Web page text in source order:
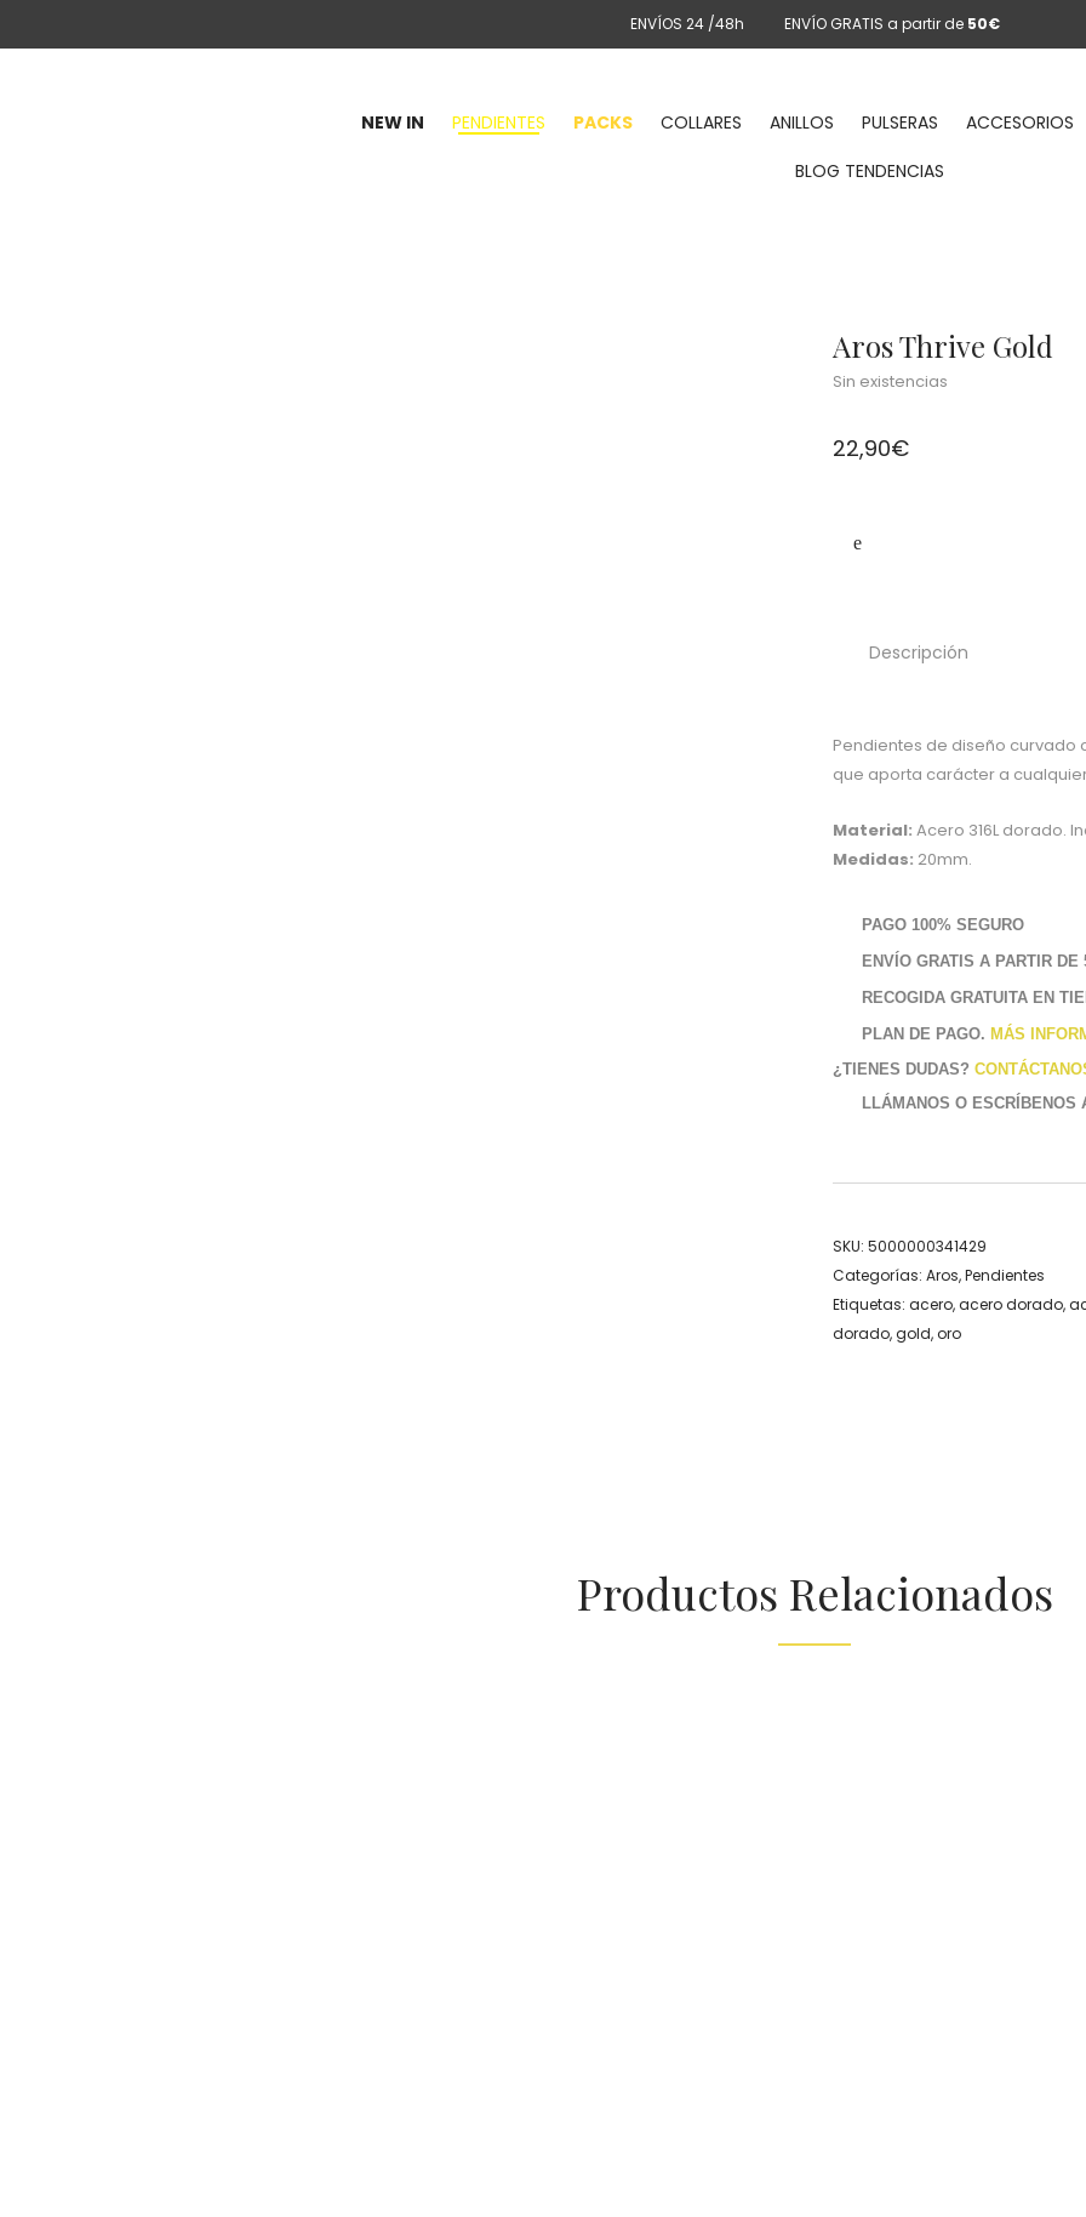
ENVÍOS 24 /48h ENVÍO GRATIS a partir de 50€
NEW IN PENDIENTES PACKS COLLARES ANILLOS PULSERAS ACCESORIOS
BLOG TENDENCIAS
Aros Thrive Gold
Sin existencias
22,90€
Descripción
Pendientes de diseño curvado
que aporta carácter a
Material: Acero 316L dorado.
Medidas: 20mm.
PAGO 100% SEGURO
ENVÍO GRATIS A PARTIR DE
RECOGIDA GRATUITA EN
PLAN DE PAGO. MÁS
¿TIENES DUDAS?
LLÁMANOS O ESCRÍBENOS
SKU: 5000000341429
Categorías: Aros,Pendientes
Etiquetas: acero,acero dorado,
dorado,gold,oro
Productos Relacionados